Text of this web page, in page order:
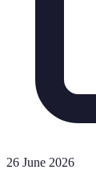
26 June 2026